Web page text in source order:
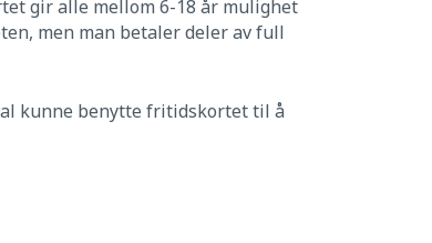
gir alle mellom 6-18 år mulighet
men man betaler deler av full
kunne benytte fritidskortet til å